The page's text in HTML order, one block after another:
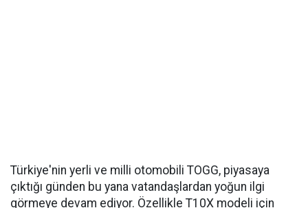
Türkiye'nin yerli ve milli otomobili TOGG, piyasaya
çıktığı günden bu yana vatandaşlardan yoğun ilgi
görmeye devam ediyor. Özellikle T10X modeli için